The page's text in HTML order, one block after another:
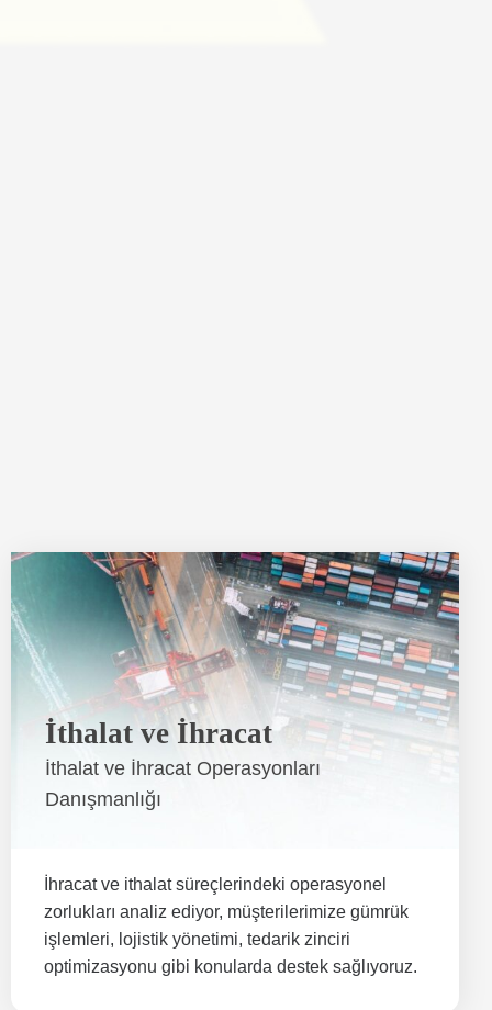
İthalat ve İhracat
İthalat ve İhracat Operasyonları
Danışmanlığı
İhracat ve ithalat süreçlerindeki operasyonel
zorlukları analiz ediyor, müşterilerimize gümrük
işlemleri, lojistik yönetimi, tedarik zinciri
optimizasyonu gibi konularda destek sağlıyoruz.